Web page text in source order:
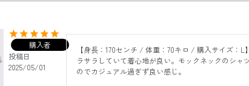
購入者
投稿日
2025/05/01
【身長：170センチ / 体重：70キロ / 購入サイズ：L
ラサラしていて着心地が良い。モックネックのシャ
のでカジュアル過ぎず良い感じ。